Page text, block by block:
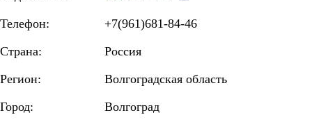
Телефон:
+7(961)681-84-46
Страна:
Россия
Регион:
Волгоградская область
Город:
Волгоград